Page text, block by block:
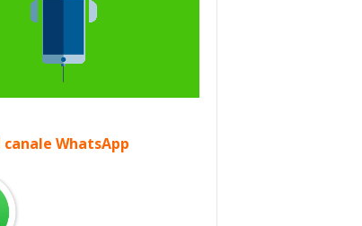
WhatsApp